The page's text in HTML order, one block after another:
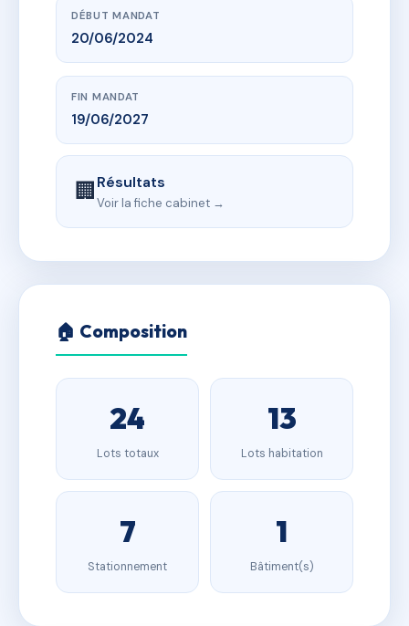
DÉBUT MANDAT
20/06/2024
FIN MANDAT
19/06/2027
🏢Résultats
Voir la fiche cabinet →
🏠 Composition
24
Lots totaux
13
Lots habitation
7
Stationnement
1
Bâtiment(s)